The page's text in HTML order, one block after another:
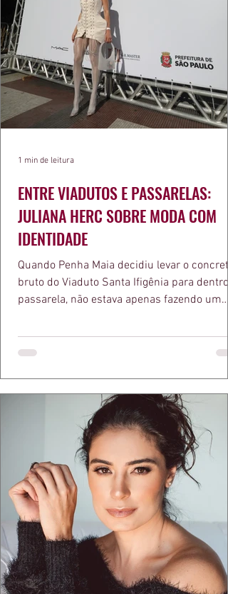
ENTRE VIADUTOS E PASSARELAS:
JULIANA HERC SOBRE MODA COM
IDENTIDADE
Quando Penha Maia decidiu levar o concreto
bruto do Viaduto Santa Ifigênia para dentro
passarela, não estava apenas fazendo um
a apresentadora e influenciadora Juliana
defende há tempos, o de que moda
estruturas geométricas, volumes
aquele concreto aparente típico da
arquitetura paulistana em peças de vestir,
1 min de leitura